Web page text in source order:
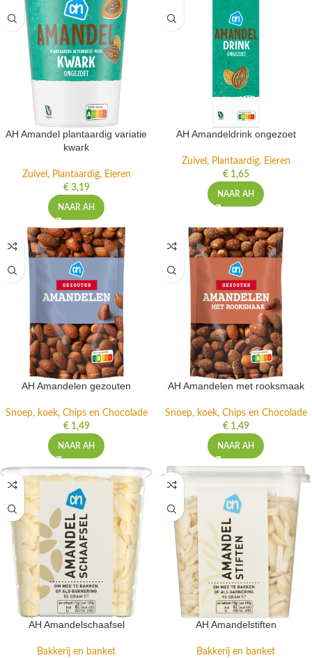
AH Amandel plantaardig variatie
kwark
Zuivel, Plantaardig, Eieren
€3,19
NAAR AH
AH Amandeldrink ongezoet
Zuivel, Plantaardig, Eieren
€1,65
NAAR AH
AH Amandelen gezouten
Snoep, koek, Chips en Chocolade
€1,49
NAAR AH
AH Amandelen met rooksmaak
Snoep, koek, Chips en Chocolade
€1,49
NAAR AH
AH Amandelschaafsel
Bakkerij en banket
AH Amandelstiften
Bakkerij en banket